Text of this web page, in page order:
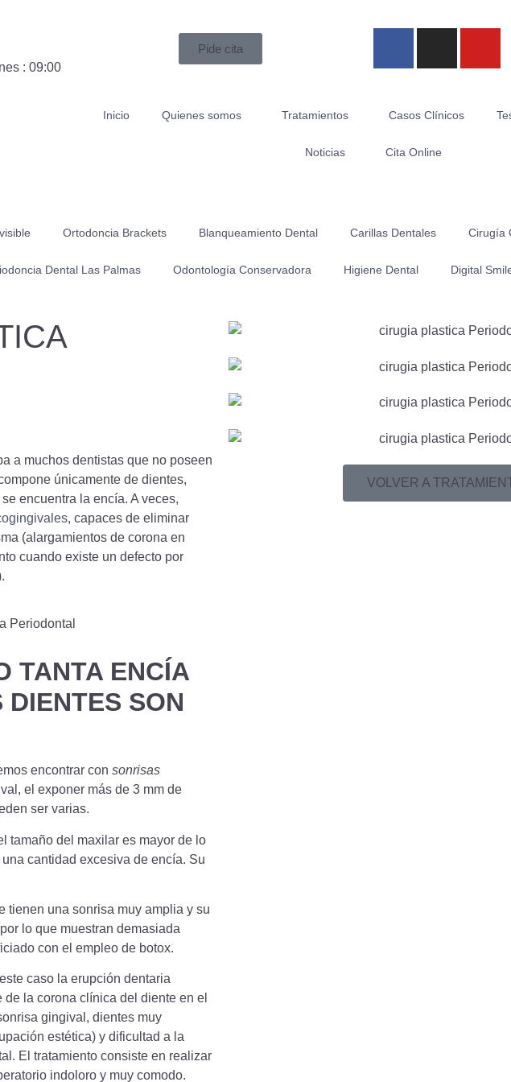
: 09:00
Pide cita
Inicio Quienes somos Tratamientos Casos Clínicos
Noticias Cita Online
Ortodoncia Brackets Blanqueamiento Dental Carillas Dentales Cirugía
Dental Las Palmas Odontología Conservadora Higiene Dental Digital
a muchos dentistas que no poseen
únicamente de dientes,
encuentra la encía. A veces,
, capaces de eliminar
(alargamientos de corona en
cuando existe un defecto por
TANTA ENCÍA
DIENTES SON
encontrar con sonrisas
el exponer más de 3 mm de
ser varias.
tamaño del maxilar es mayor de lo
cantidad excesiva de encía. Su
tienen una sonrisa muy amplia y su
lo que muestran demasiada
con el empleo de botox.
caso la erupción dentaria
la corona clínica del diente en el
gingival, dientes muy
estética) y dificultad a la
El tratamiento consiste en realizar
indoloro y muy comodo.
VOLVER A